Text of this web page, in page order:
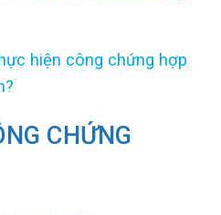
hiện công chứng hợp
CHỨNG